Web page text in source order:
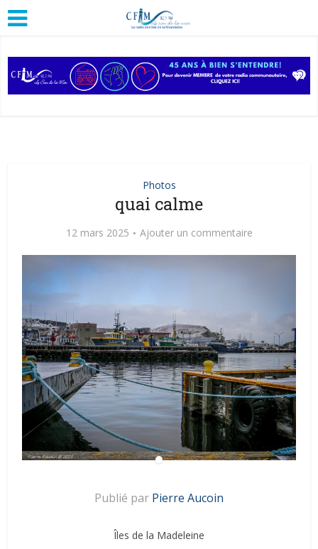
Photos
quai calme
12 mars 2025 Ajouter un commentaire
Publié par Pierre Aucoin
Îles de la Madeleine